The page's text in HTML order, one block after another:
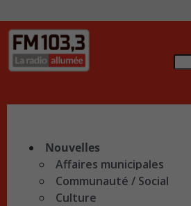
Nouvelles
Affaires municipales
Communauté / Social
Culture